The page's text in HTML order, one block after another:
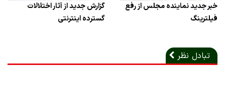
خبر جدید نماینده مجلس از رفع
فیلترینگ
گزارش جدید از آثار اختلالات
گسترده اینترنتی
تبادل نظر